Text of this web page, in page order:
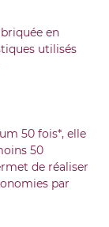
en
utilisés
50 fois*, elle
50
de réaliser
par